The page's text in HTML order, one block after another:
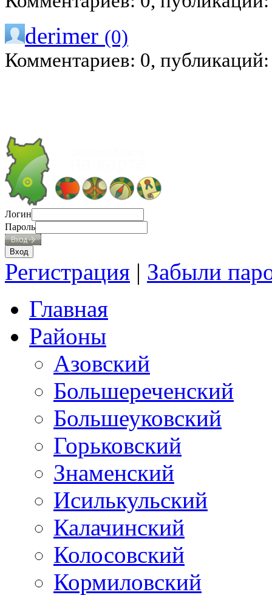
derimer (0)
Комментариев: 0,
Логин
Пароль
Регистрация | Забыли
Главная
Районы
Азовский
Большереченский
Большеуковский
Горьковский
Знаменский
Исилькульский
Калачинский
Колосовский
Кормиловский